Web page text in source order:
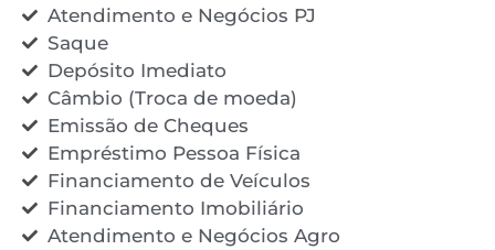
Atendimento e Negócios PJ
Saque
Depósito Imediato
Câmbio (Troca de moeda)
Emissão de Cheques
Empréstimo Pessoa Física
Financiamento de Veículos
Financiamento Imobiliário
Atendimento e Negócios Agro